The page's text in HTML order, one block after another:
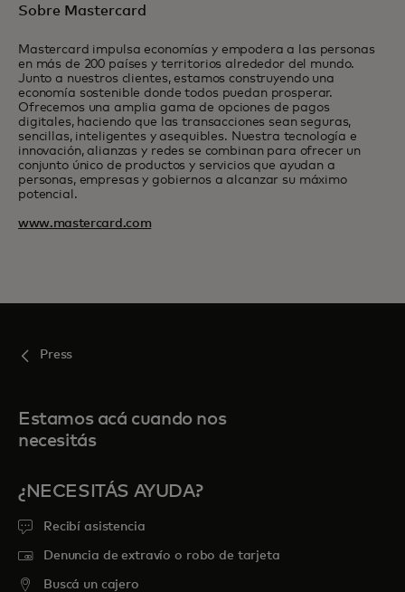
Sobre Mastercard
Mastercard impulsa economías y empodera a las personas
en más de 200 países y territorios alrededor del mundo.
Junto a nuestros clientes, estamos construyendo una
economía sostenible donde todos puedan prosperar.
Ofrecemos una amplia gama de opciones de pagos
digitales, haciendo que las transacciones sean seguras,
sencillas, inteligentes y asequibles. Nuestra tecnología e
innovación, alianzas y redes se combinan para ofrecer un
conjunto único de productos y servicios que ayudan a
personas, empresas y gobiernos a alcanzar su máximo
potencial.
www.mastercard.com
Press
Estamos acá cuando nos
necesitás
¿NECESITÁS AYUDA?
Recibí asistencia
Denuncia de extravío o robo de tarjeta
Buscá un cajero